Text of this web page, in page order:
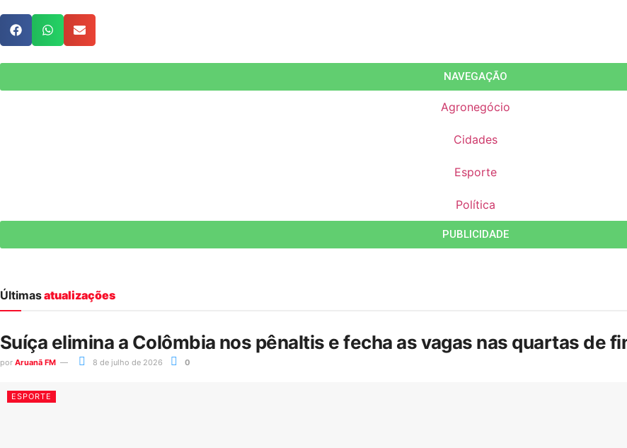
NAVEGAÇÃO
Agronegócio
Cidades
Esporte
Política
PUBLICIDADE
Últimasatualizações
Suíça elimina a Colômbia nos pênaltis e fecha as vagas nas quartas de
por Aruanã FM 8 de julho de 2026 0
ESPORTE